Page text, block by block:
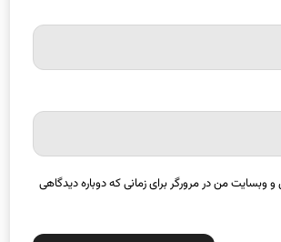
و وبسایت من در مرورگر برای زمانی که دوباره دیدگاهی